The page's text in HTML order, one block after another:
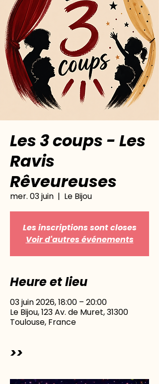
Les 3 coups - Les
Ravis
Rêveureuses
mer. 03 juin
  |
Le Bijou
Les inscriptions sont closes
Voir d'autres événements
Heure et lieu
03 juin 2026, 18:00 – 20:00
Le Bijou, 123 Av. de Muret, 31300
Toulouse, France
>>